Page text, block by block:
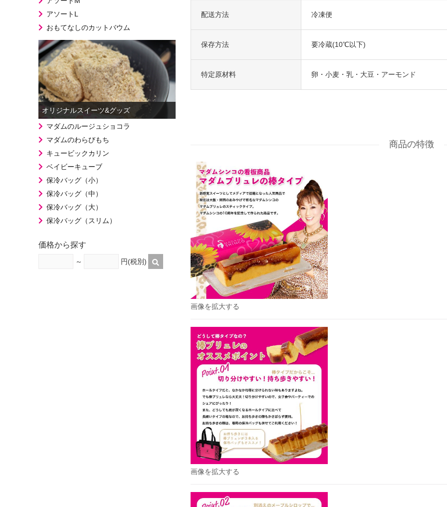
また、
メッセ
配送方法 冷凍便
保存方法 要冷蔵(10℃以下)
特定原材料 卵・小麦・乳・大豆・アーモンド
商品の特徴
画像を拡大する
画像を拡大する
アソートL
おもてなしのカットバウム
オリジナルスイーツ&グッズ
マダムのルージュショコラ
マダムのわらびもち
キュービックカリン
ベイビーキューブ
保冷バッグ（小）
保冷バッグ（中）
保冷バッグ（大）
保冷バッグ（スリム）
価格から探す
～ 円(税別)